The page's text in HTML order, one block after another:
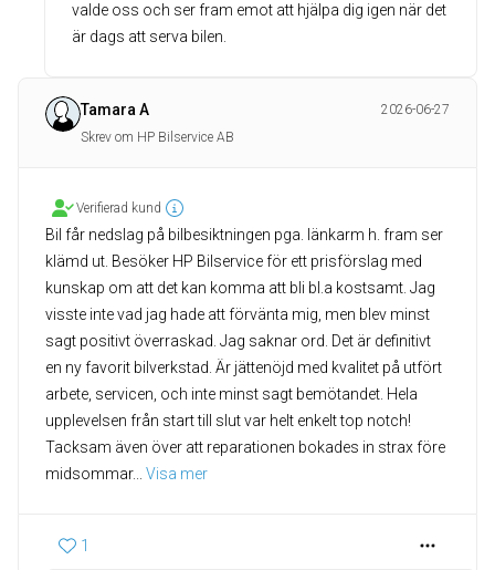
valde oss och ser fram emot att hjälpa dig igen när det
är dags att serva bilen.
Tamara A
2026-06-27
Skrev om HP Bilservice AB
Verifierad kund
Bil får nedslag på bilbesiktningen pga. länkarm h. fram ser
klämd ut. Besöker HP Bilservice för ett prisförslag med
kunskap om att det kan komma att bli bl.a kostsamt. Jag
visste inte vad jag hade att förvänta mig, men blev minst
sagt positivt överraskad. Jag saknar ord. Det är definitivt
en ny favorit bilverkstad. Är jättenöjd med kvalitet på utfört
arbete, servicen, och inte minst sagt bemötandet. Hela
upplevelsen från start till slut var helt enkelt top notch!
Tacksam även över att reparationen bokades in strax före
midsommar... Visa mer
1